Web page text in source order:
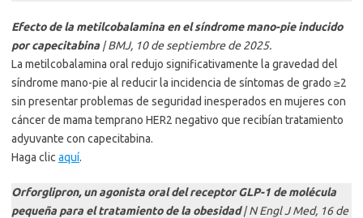
Efecto de la metilcobalamina en el síndrome mano-pie inducido
por capecitabina | BMJ, 10 de septiembre de 2025.
La metilcobalamina oral redujo significativamente la gravedad del
síndrome mano-pie al reducir la incidencia de síntomas de grado ≥2
sin presentar problemas de seguridad inesperados en mujeres con
cáncer de mama temprano HER2 negativo que recibían tratamiento
adyuvante con capecitabina.
Haga clicaquí.
Orforglipron, un agonista oral del receptor GLP-1 de molécula
pequeña para el tratamiento de la obesidad| N Engl J Med, 16 de